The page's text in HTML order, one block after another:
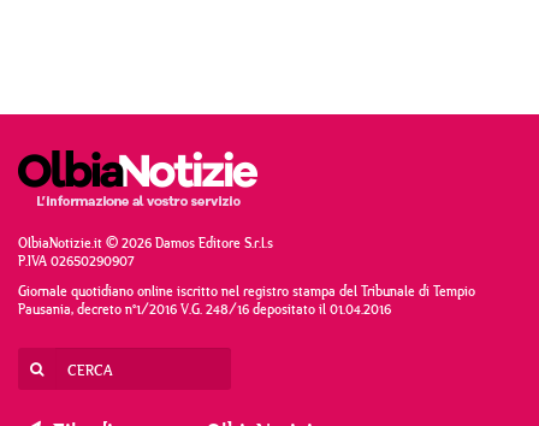
OlbiaNotizie.it © 2026 Damos Editore S.r.l.s
P.IVA 02650290907
Giornale quotidiano online iscritto nel registro stampa del Tribunale di Tempio
Pausania, decreto n°1/2016 V.G. 248/16 depositato il 01.04.2016